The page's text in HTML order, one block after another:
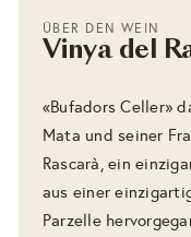
ÜBER DEN WEIN
Vinya del
«Bufadors Celler»
Mata und seiner
Rascarà, ein
aus einer
Parzelle